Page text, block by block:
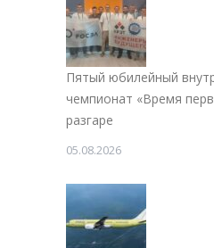
Пятый юбилейный
чемпионат «Время
разгаре
05.08.2026